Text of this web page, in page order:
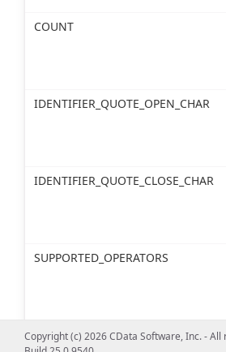
COUNT
IDENTIFIER_QUOTE_OPEN_CHAR
IDENTIFIER_QUOTE_CLOSE_CHAR
SUPPORTED_OPERATORS
GROUP_BY
Copyright (c) 2026 CData Software, Inc. -